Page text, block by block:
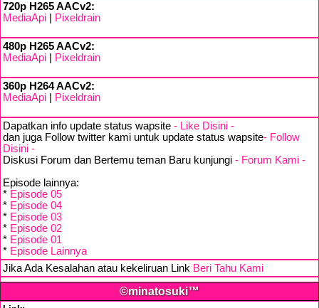
720p H265 AACv2:
MediaApi
Pixeldrain
480p H265 AACv2:
MediaApi
Pixeldrain
360p H264 AACv2:
MediaApi
Pixeldrain
Dapatkan info update status wapsite - Like Disini -
dan juga Follow twitter kami untuk update status wapsite- Follow
Disini -
Diskusi Forum dan Bertemu teman Baru kunjungi - Forum Kami -
Episode lainnya:
* Episode 05
* Episode 04
* Episode 03
* Episode 02
* Episode 01
* Episode Lainnya
Jika Ada Kesalahan atau kekeliruan Link Beri Tahu Kami
©minatosuki™